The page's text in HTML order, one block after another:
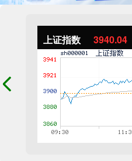
上证指数 3940.04